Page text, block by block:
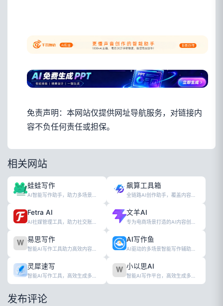
免责声明：本网站仅提供网址导航服务，对链接内
容不负任何责任或担保。
相关网站
蛙蛙写作
AI智能写作助手，助力多场景内容高效创作
飙算工具箱
全链路AI创作助手，覆盖内容生产全流程
Fetra AI
AI社媒管理工具，助力社交账号高效增长
文羊AI
专为电商场景打造的AI内容创作工具
易思写作
智能AI写作工具助力高效内容创作
AI写作鱼
AI驱动的多场景智能写作辅助工具
灵犀速写
智能AI写作工具，高效生成多场景优质内容
小以思AI
智能AI写作平台，高效生成多类型内容
发布评论